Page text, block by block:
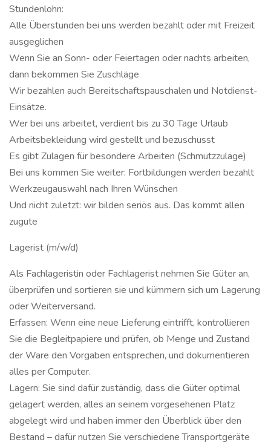
Stundenlohn:
Alle Überstunden bei uns werden bezahlt oder mit Freizeit
ausgeglichen
Wenn Sie an Sonn- oder Feiertagen oder nachts arbeiten,
dann bekommen Sie Zuschläge
Wir bezahlen auch Bereitschaftspauschalen und Notdienst-
Einsätze.
Wer bei uns arbeitet, verdient bis zu 30 Tage Urlaub
Arbeitsbekleidung wird gestellt und bezuschusst
Es gibt Zulagen für besondere Arbeiten (Schmutzzulage)
Bei uns kommen Sie weiter: Fortbildungen werden bezahlt
Werkzeugauswahl nach Ihren Wünschen
Und nicht zuletzt: wir bilden seriös aus. Das kommt allen
zugute
Lagerist (m/w/d)
Als Fachlageristin oder Fachlagerist nehmen Sie Güter an,
überprüfen und sortieren sie und kümmern sich um Lagerung
oder Weiterversand.
Erfassen: Wenn eine neue Lieferung eintrifft, kontrollieren
Sie die Begleitpapiere und prüfen, ob Menge und Zustand
der Ware den Vorgaben entsprechen, und dokumentieren
alles per Computer.
Lagern: Sie sind dafür zuständig, dass die Güter optimal
gelagert werden, alles an seinem vorgesehenen Platz
abgelegt wird und haben immer den Überblick über den
Bestand – dafür nutzen Sie verschiedene Transportgeräte